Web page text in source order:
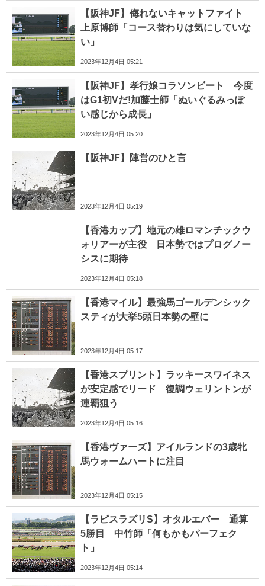
【阪神JF】侮れないキャットファイト
上原博師「コース替わりは気にしていな
い」
2023年12月4日 05:21
【阪神JF】孝行娘コラソンビート 今度
はG1初Vだ!加藤士師「ぬいぐるみっぽ
い感じから成長」
2023年12月4日 05:20
【阪神JF】陣営のひと言
2023年12月4日 05:19
【香港カップ】地元の雄ロマンチックウ
ォリアーが主役 日本勢ではプログノー
シスに期待
2023年12月4日 05:18
【香港マイル】最強馬ゴールデンシック
スティが大挙5頭日本勢の壁に
2023年12月4日 05:17
【香港スプリント】ラッキースワイネス
が安定感でリード 復調ウェリントンが
連覇狙う
2023年12月4日 05:16
【香港ヴァーズ】アイルランドの3歳牝
馬ウォームハートに注目
2023年12月4日 05:15
【ラピスラズリS】オタルエバー 通算
5勝目 中竹師「何もかもパーフェク
ト」
2023年12月4日 05:14